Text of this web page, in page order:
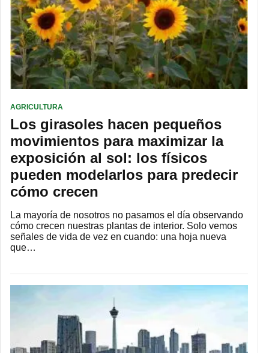
AGRICULTURA
Los girasoles hacen pequeños
movimientos para maximizar la
exposición al sol: los físicos
pueden modelarlos para predecir
cómo crecen
La mayoría de nosotros no pasamos el día observando
cómo crecen nuestras plantas de interior. Solo vemos
señales de vida de vez en cuando: una hoja nueva
que…